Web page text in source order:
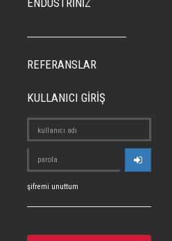
ENDÜSTRİNİZ
REFERANSLAR
KULLANICI GİRİŞ
şifremi unuttum